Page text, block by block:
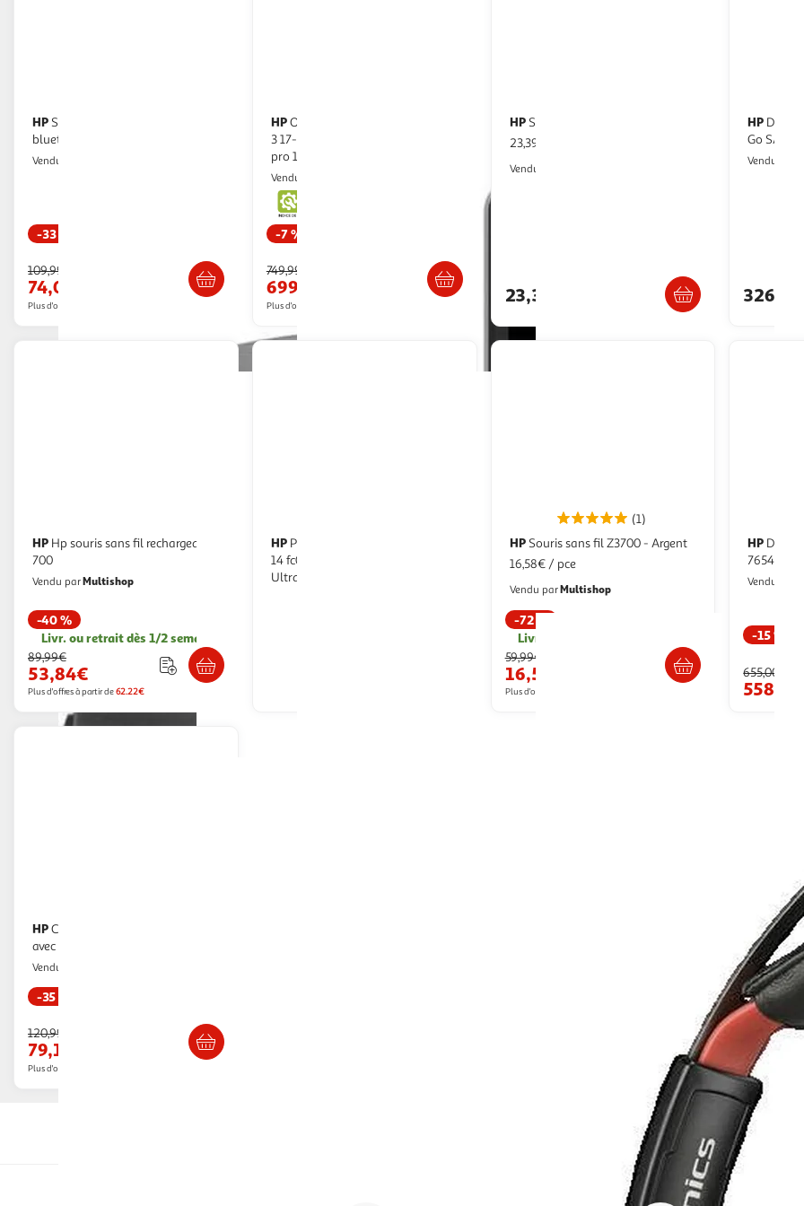
HP
bluethooth
Vendu par
-33 %
109,99€
74,08€
Plus d'offres à partir de
HPOrdinateur portable omnibook
3 17-dp0030nf 17,3 amd ryzen 5
pro 130 24 go ram ddr5 ssd 512 go
Vendu par
-7 %
749,99€
699,99€
Plus d'offres à partir de
HP Souris filaire 150 - Noir
23,39€ / pce
Vendu par
23,39€
HP
Vendu par
HP
700
Vendu parMultishop
-40 %
Livr. ou retrait dès 1/2 semaines
89,99€
53,84€
Plus d'offres à partir de62.22€
HPPC Hybride PC 2 en 1 Hp Envy
14 fc0001nf OLED 14 Intel core
Ultra 5 125U RAM 16 Go LPDDR5
(1)
HP Souris sans fil Z3700 - Argent
16,58€ / pce
Vendu parMultishop
-72 %
Livr. ou retrait dès 1/2 semaines
59,99€
16,58€
Plus d'offres à partir de
HP
765466-
Vendu par
-15 %
655,00€
558,28€
HP
avec USB-C et Jack 3,5 mm
Vendu par
-35 %
120,99€
79,18€
Plus d'offres à partir de
... Suivante